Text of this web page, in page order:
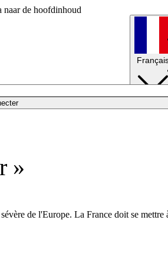
naar de hoofdinhoud
»
de l'Europe. La France doit se